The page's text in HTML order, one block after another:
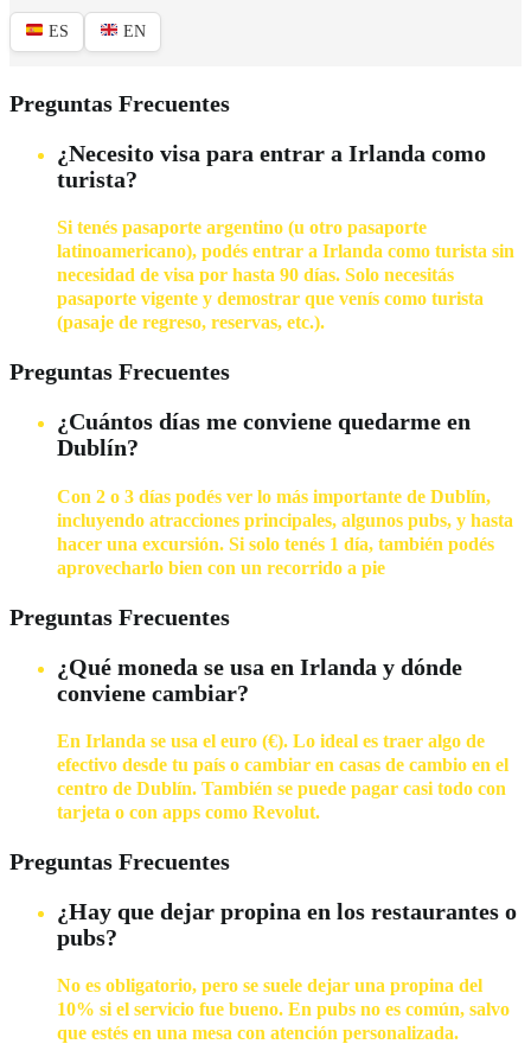
ES EN
Preguntas Frecuentes
¿Necesito visa para entrar a Irlanda como
turista?
Si tenés pasaporte argentino (u otro pasaporte
latinoamericano), podés entrar a Irlanda como turista sin
necesidad de visa por hasta 90 días. Solo necesitás
pasaporte vigente y demostrar que venís como turista
(pasaje de regreso, reservas, etc.).
Preguntas Frecuentes
¿Cuántos días me conviene quedarme en
Dublín?
Con 2 o 3 días podés ver lo más importante de Dublín,
incluyendo atracciones principales, algunos pubs, y hasta
hacer una excursión. Si solo tenés 1 día, también podés
aprovecharlo bien con un recorrido a pie
Preguntas Frecuentes
¿Qué moneda se usa en Irlanda y dónde
conviene cambiar?
En Irlanda se usa el euro (€). Lo ideal es traer algo de
efectivo desde tu país o cambiar en casas de cambio en el
centro de Dublín. También se puede pagar casi todo con
tarjeta o con apps como Revolut.
Preguntas Frecuentes
¿Hay que dejar propina en los restaurantes o
pubs?
No es obligatorio, pero se suele dejar una propina del
10% si el servicio fue bueno. En pubs no es común, salvo
que estés en una mesa con atención personalizada.